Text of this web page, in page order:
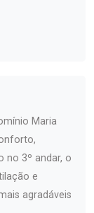
Maria
no 3º andar, o
e
agradáveis